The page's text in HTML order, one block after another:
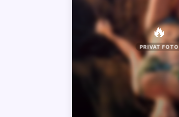
🔥
PRIVAT FOTO